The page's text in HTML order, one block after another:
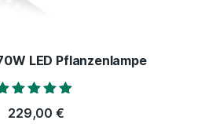
LED Pflanzenlampe
Bewertet mit
4.80
229,00 €